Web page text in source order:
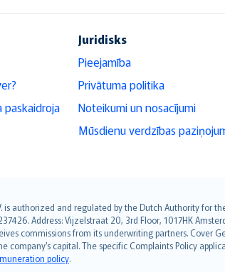
paskaidroja
Juridisks
Pieejamība
Privātuma politika
Noteikumi un nosacījumi
Mūsdienu verdzības
is authorized and regulated by the Dutch Authority
Address: Vijzelstraat 20, 3rd Floor, 1017HK
commissions from its underwriting partners. Cover
capital. The specific Complaints Policy
policy.